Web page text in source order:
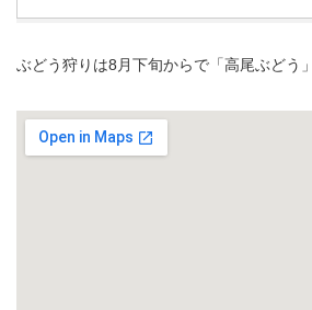
ぶどう狩りは8月下旬からで「高尾ぶどう